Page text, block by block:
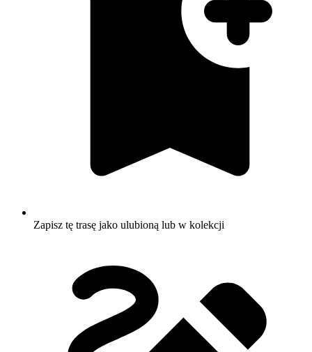
Zapisz tę trasę jako ulubioną lub w kolekcji